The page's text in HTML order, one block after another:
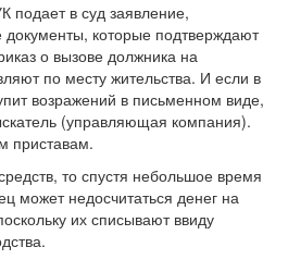
подает в суд заявление,
которые подтверждают
о вызове должника на
по месту жительства. И если в
возражений в письменном виде,
(управляющая компания).
приставам.
то спустя небольшое время
может недосчитаться денег на
их списывают ввиду